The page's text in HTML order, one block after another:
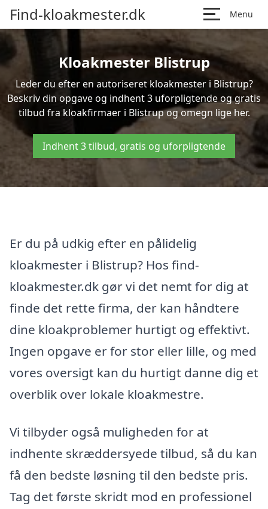
Find-kloakmester.dk Menu
Kloakmester Blistrup
Leder du efter en autoriseret kloakmester i Blistrup?
Beskriv din opgave og indhent 3 uforpligtende og gratis
tilbud fra kloakfirmaer i Blistrup og omegn lige her.
Indhent 3 tilbud, gratis og uforpligtende
Er du på udkig efter en pålidelig
kloakmester i Blistrup? Hos find-
kloakmester.dk gør vi det nemt for dig at
finde det rette firma, der kan håndtere
dine kloakproblemer hurtigt og effektivt.
Ingen opgave er for stor eller lille, og med
vores oversigt kan du hurtigt danne dig et
overblik over lokale kloakmestre.
Vi tilbyder også muligheden for at
indhente skræddersyede tilbud, så du kan
få den bedste løsning til den bedste pris.
Tag det første skridt mod en professionel